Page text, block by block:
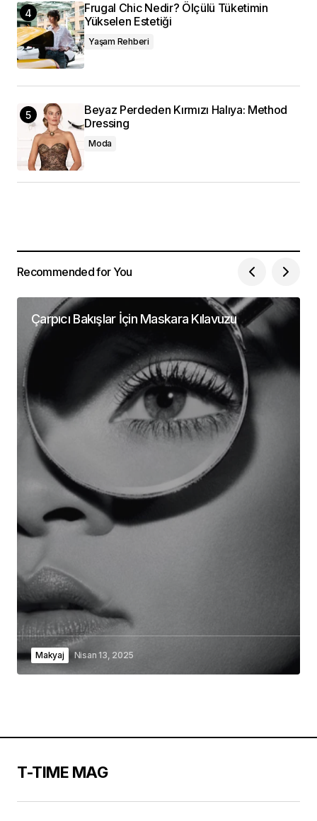
Frugal Chic Nedir? Ölçülü Tüketimin
Yükselen Estetiği
Yaşam Rehberi
Beyaz Perdeden Kırmızı Halıya: Method
Dressing
Moda
Recommended for You
Çarpıcı Bakışlar İçin Maskara Kılavuzu
Makyaj Nisan 13, 2025
T-TIME MAG